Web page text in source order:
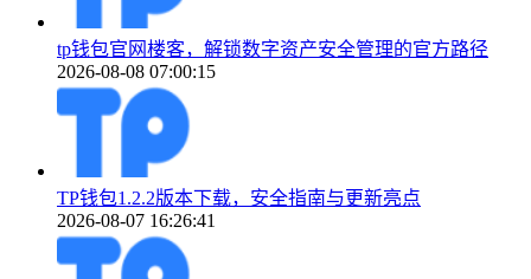
tp钱包官网楼客，解锁数字资产安全管理的官方路径
2026-08-08 07:00:15
TP钱包1.2.2版本下载，安全指南与更新亮点
2026-08-07 16:26:41